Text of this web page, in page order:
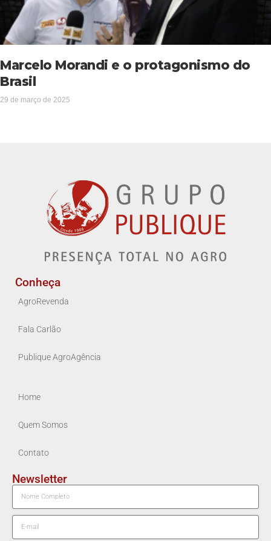
Marcelo Morandi e o protagonismo do
Brasil
29 de março de 2025
Conheça
AgroRevenda
Fala Carlão
Publique AgroAgência
Home
Quem Somos
Contato
Newsletter